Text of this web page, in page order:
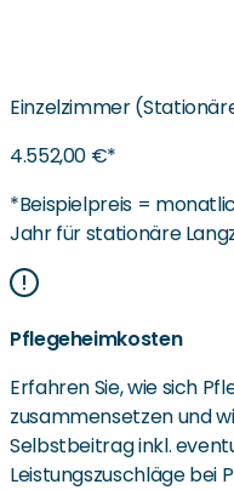
Einzelzimmer
4.552,00 €*
*Beispielpreis =
Jahr für stationäre
Pflegeheimkosten
Erfahren Sie, wie sich
zusammensetzen und
Selbstbeitrag inkl.
Leistungszuschläge bei